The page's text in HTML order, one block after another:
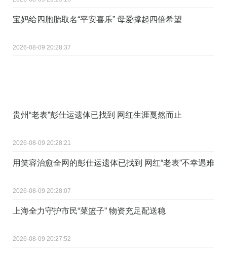
宝妈给四胞胎取名“平安喜乐” 母爱撑起四倍希望
2026-08-09 20:28:37
贵州“老表”彭仕运遗体已找到 网红生涯戛然而止
2026-08-09 20:28:21
用笑容治愈全网的彭仕运遗体已找到 网红“老表”不幸遇难
2026-08-09 20:28:07
上海全力守护市民“菜篮子” 物资充足配送稳
2026-08-09 20:27:52